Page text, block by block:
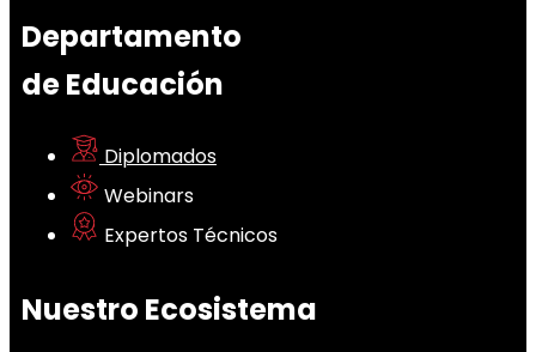
Departamento
de Educación
Diplomados
Webinars
Expertos Técnicos
Nuestro Ecosistema